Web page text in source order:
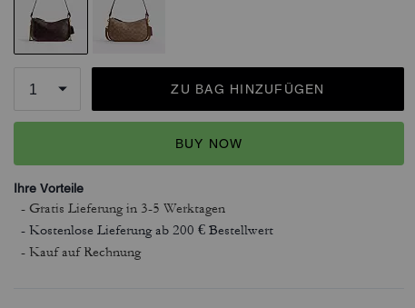
ZU BAG HINZUFÜGEN
BUY NOW
Ihre Vorteile
- Gratis Lieferungin 3-5 Werktagen
- Kostenlose Lieferung ab 200 € Bestellwert
- Kauf auf Rechnung